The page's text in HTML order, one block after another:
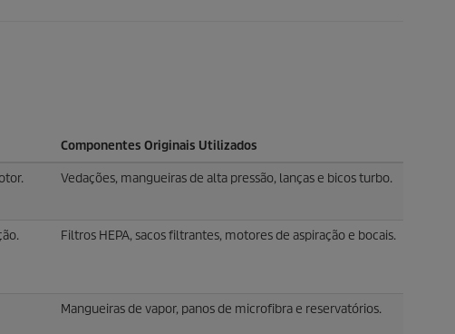
Componentes Originais Utilizados
Vedações, mangueiras de alta pressão, lanças e bicos turbo.
Filtros HEPA, sacos filtrantes, motores de aspiração e bocais.
Mangueiras de vapor, panos de microfibra e reservatórios.